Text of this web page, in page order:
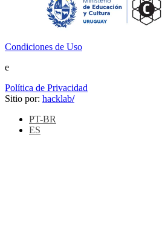
Condiciones de Uso
e
Política de Privacidad
Sitio por: hacklab/
PT-BR
ES